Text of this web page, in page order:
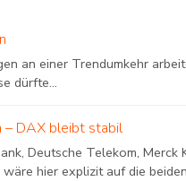
an einer Trendumkehr
dürfte...
– DAX bleibt stabil
Deutsche Telekom, Merck
hier explizit auf die